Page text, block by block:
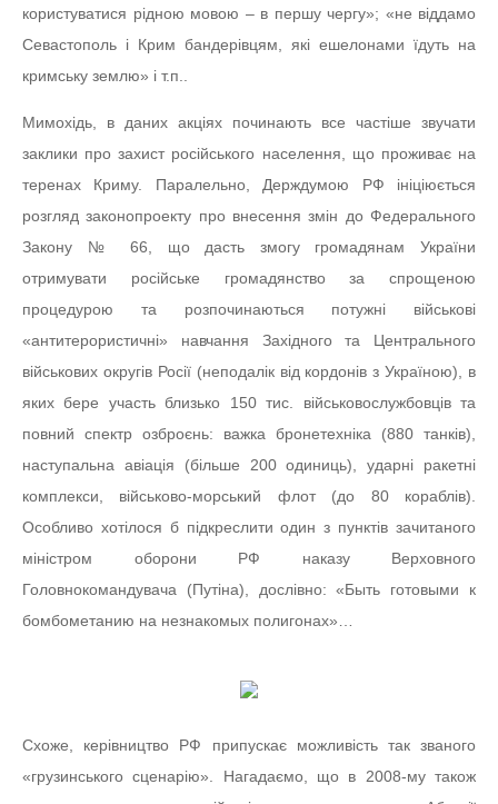
користуватися рідною мовою – в першу чергу»; «не віддамо
Севастополь і Крим бандерівцям, які ешелонами їдуть на
кримську землю» і т.п..
Мимохідь, в даних акціях починають все частіше звучати
заклики про захист російського населення, що проживає на
теренах Криму. Паралельно, Держдумою РФ ініціюється
розгляд законопроекту про внесення змін до Федерального
Закону № 66, що дасть змогу громадянам України
отримувати російське громадянство за спрощеною
процедурою та розпочинаються потужні військові
«антитерористичні» навчання Західного та Центрального
військових округів Росії (неподалік від кордонів з Україною), в
яких бере участь близько 150 тис. військовослужбовців та
повний спектр озброєнь: важка бронетехніка (880 танків),
наступальна авіація (більше 200 одиниць), ударні ракетні
комплекси, військово-морський флот (до 80 кораблів).
Особливо хотілося б підкреслити один з пунктів зачитаного
міністром оборони РФ наказу Верховного
Головнокомандувача (Путіна), дослівно: «Быть готовыми к
бомбометанию на незнакомых полигонах»…
Схоже, керівництво РФ припускає можливість так званого
«грузинського сценарію». Нагадаємо, що в 2008-му також